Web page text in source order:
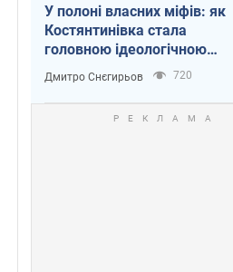
У полоні власних міфів: як
Костянтинівка стала
головною ідеологічною
пасткою для російських
окупантів
Дмитро Снєгирьов 720